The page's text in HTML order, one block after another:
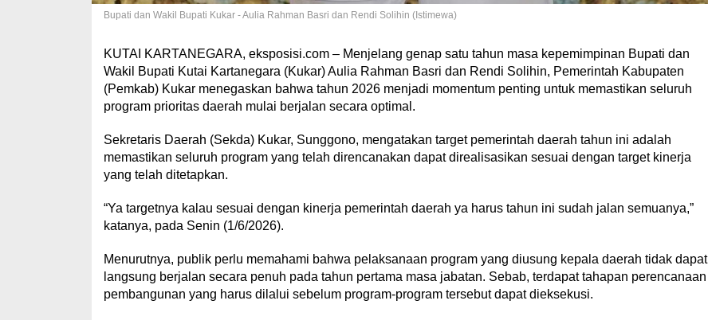
Bupati dan Wakil Bupati Kukar - Aulia Rahman Basri dan Rendi Solihin (Istimewa)
KUTAI KARTANEGARA, eksposisi.com – Menjelang genap satu tahun masa kepemimpinan Bupati dan
Wakil Bupati Kutai Kartanegara (Kukar) Aulia Rahman Basri dan Rendi Solihin, Pemerintah Kabupaten
(Pemkab) Kukar menegaskan bahwa tahun 2026 menjadi momentum penting untuk memastikan seluruh
program prioritas daerah mulai berjalan secara optimal.
Sekretaris Daerah (Sekda) Kukar, Sunggono, mengatakan target pemerintah daerah tahun ini adalah
memastikan seluruh program yang telah direncanakan dapat direalisasikan sesuai dengan target kinerja
yang telah ditetapkan.
“Ya targetnya kalau sesuai dengan kinerja pemerintah daerah ya harus tahun ini sudah jalan semuanya,”
katanya, pada Senin (1/6/2026).
Menurutnya, publik perlu memahami bahwa pelaksanaan program yang diusung kepala daerah tidak dapat
langsung berjalan secara penuh pada tahun pertama masa jabatan. Sebab, terdapat tahapan perencanaan
pembangunan yang harus dilalui sebelum program-program tersebut dapat dieksekusi.